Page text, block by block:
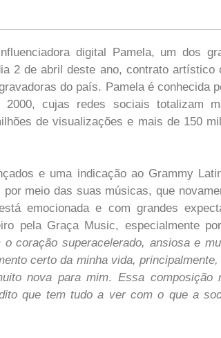
digital Pamela, um dos
2 de abril deste ano, contrato
do país. Pamela é conhecida
2000, cujas redes sociais totalizam
de visualizações e mais de 150
e uma indicação ao Grammy
meio das suas músicas, que
emocionada e com grandes
pela Graça Music, especialmente
o coração superacelerado, ansiosa e
certo da minha vida,
nova para mim.Essa composição
que tem tudo a ver com o que a